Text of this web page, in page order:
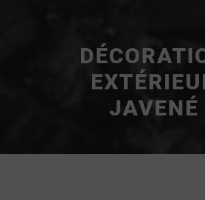
JAVENÉ